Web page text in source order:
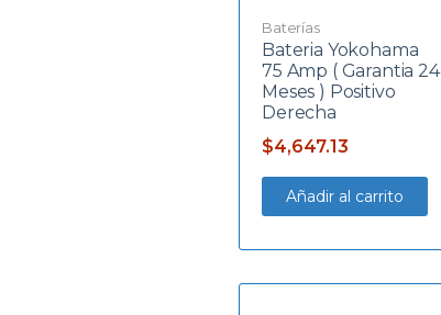
Baterías
Bateria Yokohama
75 Amp ( Garantia 24
Meses ) Positivo
Derecha
$4,647.13
Añadir al carrito